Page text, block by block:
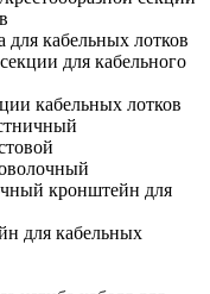
кабельных лотков
для кабельного
кабельных лотков
кронштейн для
для кабельных